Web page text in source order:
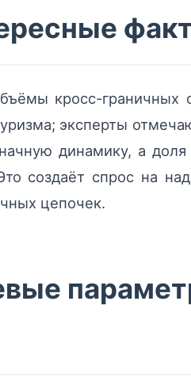
кросс-граничных
эксперты
динамику, а
создаёт спрос на
цепочек.